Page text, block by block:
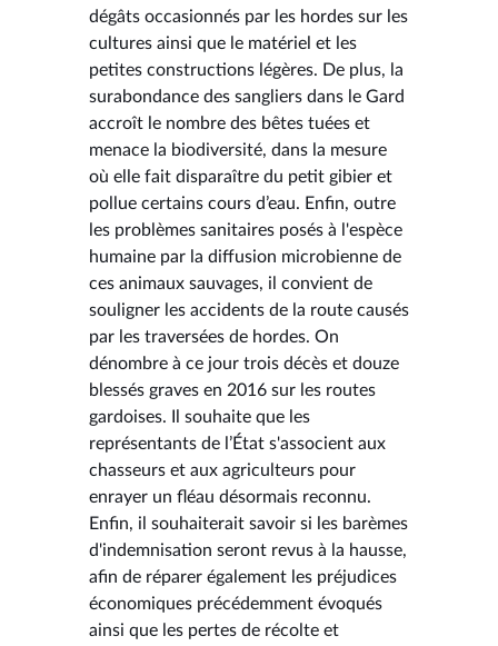
dégâts occasionnés par les hordes sur les
cultures ainsi que le matériel et les
petites constructions légères. De plus, la
surabondance des sangliers dans le Gard
accroît le nombre des bêtes tuées et
menace la biodiversité, dans la mesure
où elle fait disparaître du petit gibier et
pollue certains cours d’eau. Enfin, outre
les problèmes sanitaires posés à l'espèce
humaine par la diffusion microbienne de
ces animaux sauvages, il convient de
souligner les accidents de la route causés
par les traversées de hordes. On
dénombre à ce jour trois décès et douze
blessés graves en 2016 sur les routes
gardoises. Il souhaite que les
représentants de l’État s'associent aux
chasseurs et aux agriculteurs pour
enrayer un fléau désormais reconnu.
Enfin, il souhaiterait savoir si les barèmes
d'indemnisation seront revus à la hausse,
afin de réparer également les préjudices
économiques précédemment évoqués
ainsi que les pertes de récolte et